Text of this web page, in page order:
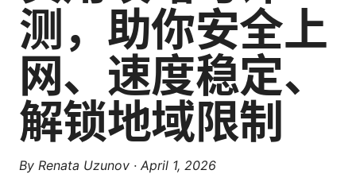
测，助你安全上
网、速度稳定、
解锁地域限制
By Renata Uzunov · April 1, 2026